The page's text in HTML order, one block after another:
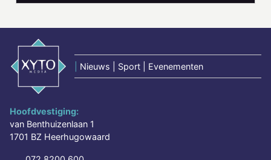
Nieuws | Sport | Evenementen
Hoofdvestiging:
van Benthuizenlaan 1
1701 BZ Heerhugowaard